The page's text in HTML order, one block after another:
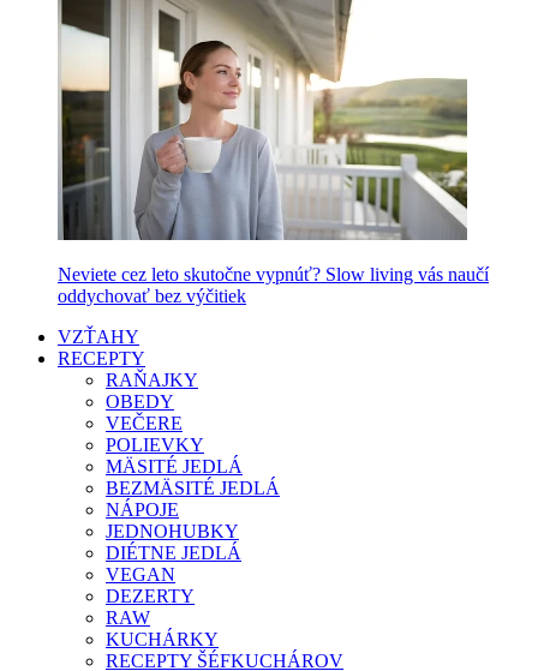
Neviete cez leto skutočne vypnúť? Slow living vás naučí
oddychovať bez výčitiek
VZŤAHY
RECEPTY
RAŇAJKY
OBEDY
VEČERE
POLIEVKY
MÄSITÉ JEDLÁ
BEZMÄSITÉ JEDLÁ
NÁPOJE
JEDNOHUBKY
DIÉTNE JEDLÁ
VEGAN
DEZERTY
RAW
KUCHÁRKY
RECEPTY ŠÉFKUCHÁROV